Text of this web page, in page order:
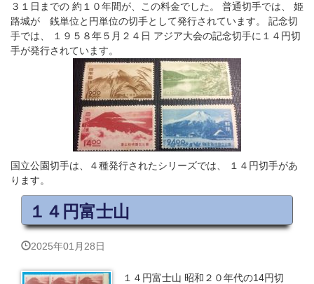
３１日までの 約１０年間が、この料金でした。 普通切手では、 姫
路城が 銭単位と円単位の切手として発行されています。 記念切
手では、 １９５８年５月２４日 アジア大会の記念切手に１４円切
手が発行されています。
国立公園切手は、４種発行されたシリーズでは、 １４円切手があ
ります。
１４円富士山
2025年01月28日
１４円富士山 昭和２０年代の14円切